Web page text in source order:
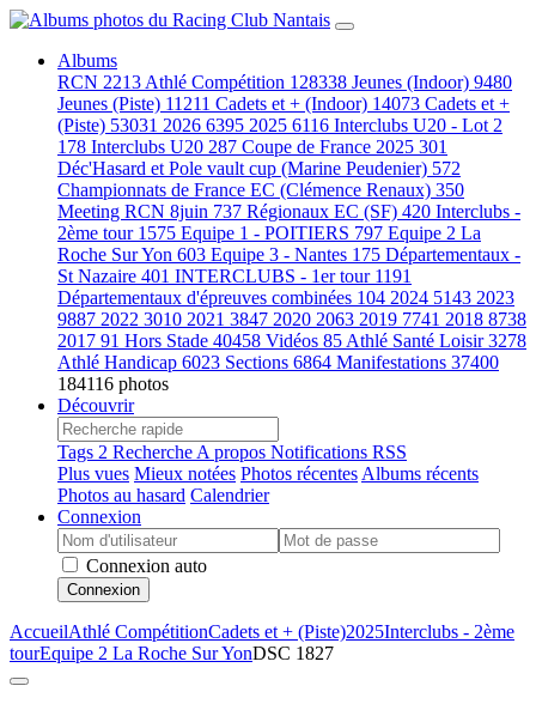
Albums
RCN 2213 Athlé Compétition 128338 Jeunes (Indoor) 9480
Jeunes (Piste) 11211 Cadets et + (Indoor) 14073 Cadets et +
(Piste) 53031 2026 6395 2025 6116 Interclubs U20 - Lot 2
178 Interclubs U20 287 Coupe de France 2025 301
Déc'Hasard et Pole vault cup (Marine Peudenier) 572
Championnats de France EC (Clémence Renaux) 350
Meeting RCN 8juin 737 Régionaux EC (SF) 420 Interclubs -
2ème tour 1575 Equipe 1 - POITIERS 797 Equipe 2 La
Roche Sur Yon 603 Equipe 3 - Nantes 175 Départementaux -
St Nazaire 401 INTERCLUBS - 1er tour 1191
Départementaux d'épreuves combinées 104 2024 5143 2023
9887 2022 3010 2021 3847 2020 2063 2019 7741 2018 8738
2017 91 Hors Stade 40458 Vidéos 85 Athlé Santé Loisir3278
Athlé Handicap 6023 Sections 6864 Manifestations 37400
184116 photos
Découvrir
Tags 2 Recherche A propos Notifications RSS
Plus vues Mieux notées Photos récentes Albums récents
Photos au hasard Calendrier
Connexion
Connexion auto
Connexion
AccueilAthlé CompétitionCadets et + (Piste)2025Interclubs - 2ème
tourEquipe 2 La Roche Sur YonDSC 1827